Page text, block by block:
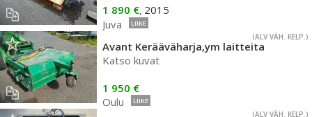
1 890 €, 2015
Juva
LIIKE
(ALV VÄH. KELP.)
Avant Kerääväharja,ym laitteita
Katso kuvat
1 950 €
Oulu
LIIKE
(ALV VÄH. KELP.)